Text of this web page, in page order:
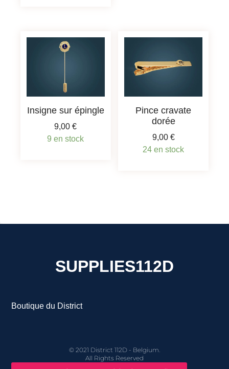
Insigne sur épingle
9,00€
9 en stock
Pince cravate
dorée
9,00 €
24 en stock
SUPPLIES112D
Boutique du District
© 2021 District 112D - Belgium.
All Rights Reserved